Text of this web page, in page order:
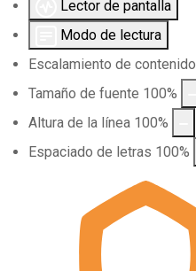
Lector de pantalla
Modo de lectura
Escalamiento de contenido
Tamaño de fuente 100%
Altura de la línea 100%
Espaciado de letras 100%